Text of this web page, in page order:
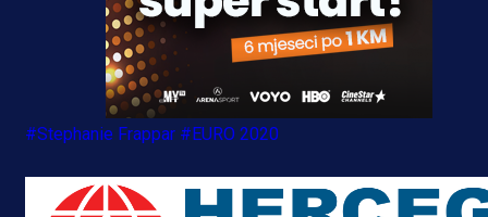
#Stephanie Frappar #EURO 2020